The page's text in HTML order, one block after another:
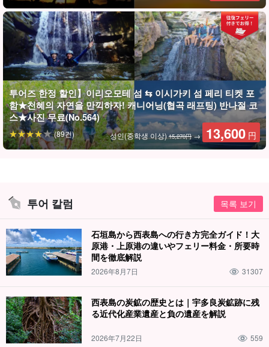
투어즈 한정 할인】이리오모테 섬 ⇆ 이시가키 섬 페리 티켓 포
함★천혜의 자연을 만끽하자! 캐니어닝(협곡 래프팅) 반나절 코
스★사진 무료(No.564)
성인(중학생 이상) 15,270円→ 13,600 円
(89건)
투어 칼럼 목록 보기
石垣島から西表島への行き方完全ガイド！大
原港・上原港の違いやフェリー料金・所要時
間を徹底解説
2026年8月7日 31307
西表島の炭鉱の歴史とは｜宇多良炭鉱跡に残
る近代化産業遺産と負の遺産を解説
2026年7月22日 559